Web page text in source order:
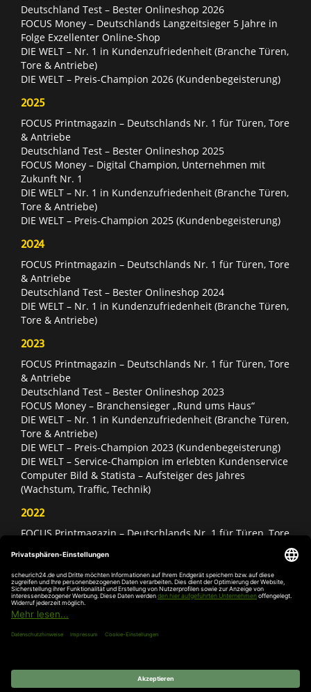
Deutschland Test – Bester Onlineshop 2026
FOCUS Money – Deutschlands Langzeitsieger 5 Jahre in
Folge Exzellenter Online-Shop
DIE WELT – Nr. 1 in Kundenzufriedenheit (Branche Türen,
Tore & Antriebe)
DIE WELT – Preis-Champion 2026 (Kundenbegeisterung)
2025
FOCUS Printmagazin – Deutschlands Nr. 1 für Türen, Tore
& Antriebe
Deutschland Test – Bester Onlineshop 2025
FOCUS Money – Digital Champion, Unternehmen mit
Zukunft Nr. 1
DIE WELT – Nr. 1 in Kundenzufriedenheit (Branche Türen,
Tore & Antriebe)
DIE WELT – Preis-Champion 2025 (Kundenbegeisterung)
2024
FOCUS Printmagazin – Deutschlands Nr. 1 für Türen, Tore
& Antriebe
Deutschland Test – Bester Onlineshop 2024
DIE WELT – Nr. 1 in Kundenzufriedenheit (Branche Türen,
Tore & Antriebe)
2023
FOCUS Printmagazin – Deutschlands Nr. 1 für Türen, Tore
& Antriebe
Deutschland Test – Bester Onlineshop 2023
FOCUS Money – Branchensieger „Rund ums Haus“
DIE WELT – Nr. 1 in Kundenzufriedenheit (Branche Türen,
Tore & Antriebe)
DIE WELT – Preis-Champion 2023 (Kundenbegeisterung)
DIE WELT – Service-Champion im erlebten Kundenservice
Computer Bild & Statista – Aufsteiger des Jahres
(Wachstum, Traffic, Technik)
2022
FOCUS Printmagazin – Deutschlands Nr. 1 für Türen, Tore
Deutschland Test – Bester Onlineshop 2022
FOCUS Money – Branchensieger „Rund ums Haus“
DIE WELT – Service-Champion im erlebten Kundenservice
DIE WELT – Branchengewinner Gold-Rang (Türen, Tore &
Antriebe)